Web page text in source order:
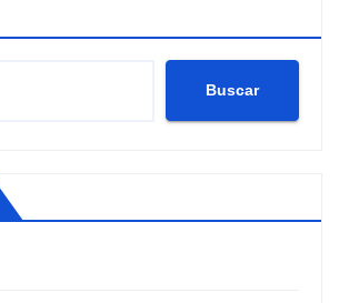
Buscar